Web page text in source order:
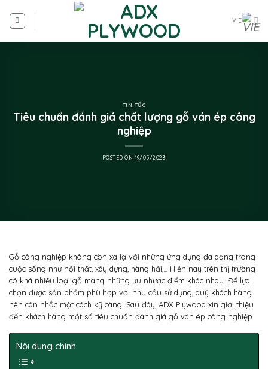
VIE
TIN TỨC
Tiêu chuẩn đánh giá chất lượng gỗ ván ép công
nghiệp
POSTED ON 19/05/2023
Gỗ công nghiệp không còn xa lạ với những ứng dụng đa dạng trong
cuộc sống như nội thất, xây dựng, hàng hải,… Hiện nay trên thị trường
có khá nhiều loại gỗ mang những ưu nhược điểm khác nhau. Để lựa
chọn được sản phẩm phù hợp với nhu cầu sử dụng, quý khách hàng
nên cân nhắc một cách kỹ càng. Sau đây, ADX Plywood xin giới thiệu
đến khách hàng một số tiêu chuẩn đánh giá gỗ ván ép công nghiệp.
Nội dung chính